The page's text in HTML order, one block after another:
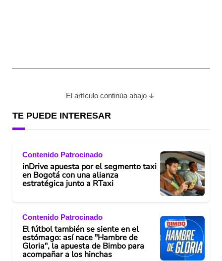
El artículo continúa abajo
TE PUEDE INTERESAR
Contenido Patrocinado
inDrive apuesta por el segmento taxi
en Bogotá con una alianza
estratégica junto a RTaxi
Contenido Patrocinado
El fútbol también se siente en el
estómago: así nace "Hambre de
Gloria", la apuesta de Bimbo para
acompañar a los hinchas